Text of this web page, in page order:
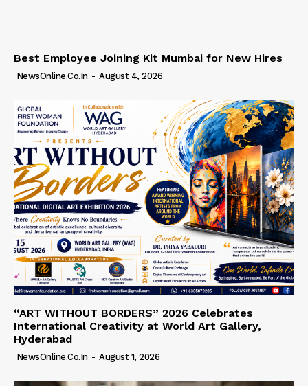
Best Employee Joining Kit Mumbai for New Hires
NewsOnline.co.in - August 4, 2026
“ART WITHOUT BORDERS” 2026 Celebrates
International Creativity at World Art Gallery,
Hyderabad
NewsOnline.co.in - August 1, 2026